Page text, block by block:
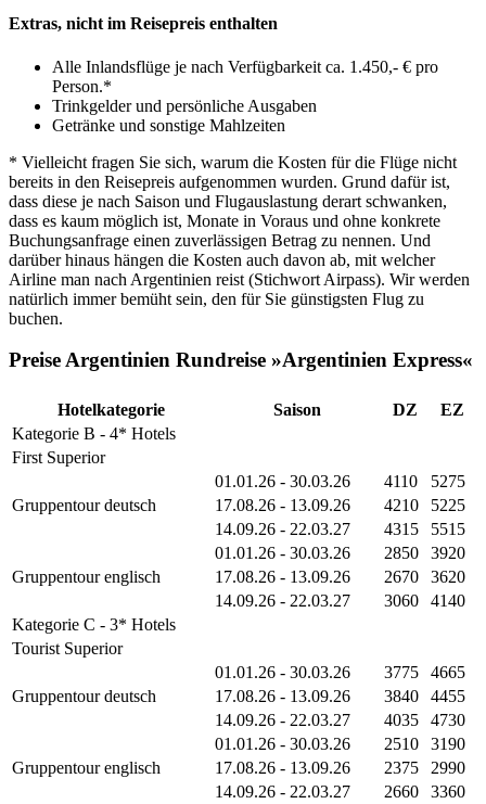
Extras, nicht im Reisepreis enthalten
Alle Inlandsflüge je nach Verfügbarkeit ca. 1.450,- € pro
Person.*
Trinkgelder und persönliche Ausgaben
Getränke und sonstige Mahlzeiten
* Vielleicht fragen Sie sich, warum die Kosten für die Flüge nicht
bereits in den Reisepreis aufgenommen wurden. Grund dafür ist,
dass diese je nach Saison und Flugauslastung derart schwanken,
dass es kaum möglich ist, Monate in Voraus und ohne konkrete
Buchungsanfrage einen zuverlässigen Betrag zu nennen. Und
darüber hinaus hängen die Kosten auch davon ab, mit welcher
Airline man nach Argentinien reist (Stichwort Airpass). Wir werden
natürlich immer bemüht sein, den für Sie günstigsten Flug zu
buchen.
Preise Argentinien Rundreise »Argentinien Express«
Hotelkategorie Saison DZ
EZ
Kategorie B - 4* Hotels
First Superior
Gruppentour deutsch
01.01.26 - 30.03.26 4110
5275
17.08.26 - 13.09.26
4210
5225
14.09.26 - 22.03.27
4315 5515
Gruppentour englisch
01.01.26 - 30.03.26 2850
3920
17.08.26 - 13.09.26
2670
3620
14.09.26 - 22.03.27
3060
4140
Kategorie C - 3* Hotels
Tourist Superior
Gruppentour deutsch
01.01.26 - 30.03.26 3775
4665
17.08.26 - 13.09.26
3840
4455
14.09.26 - 22.03.27
4035 4730
Gruppentour englisch
01.01.26 - 30.03.26 2510
3190
17.08.26 - 13.09.26
2375
2990
14.09.26 - 22.03.27
2660
3360